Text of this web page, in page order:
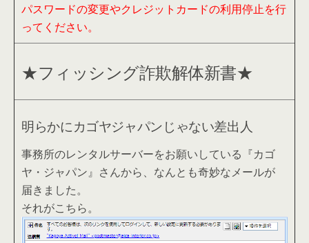
パスワードの変更やクレジットカードの利用停止を行
ってください。
★フィッシング詐欺解体新書★
明らかにカゴヤジャパンじゃない差出人
事務所のレンタルサーバーをお願いしている『カゴ
ヤ・ジャパン』さんから、なんとも奇妙なメールが
届きました。
それがこちら。